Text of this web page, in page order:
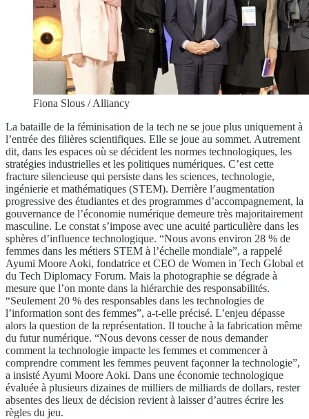
Fiona Slous / Alliancy
La bataille de la féminisation de la tech ne se joue plus uniquement à
l’entrée des filières scientifiques. Elle se joue au sommet. Autrement
dit, dans les espaces où se décident les normes technologiques, les
stratégies industrielles et les politiques numériques. C’est cette
fracture silencieuse qui persiste dans les sciences, technologie,
ingénierie et mathématiques (STEM). Derrière l’augmentation
progressive des étudiantes et des programmes d’accompagnement, la
gouvernance de l’économie numérique demeure très majoritairement
masculine. Le constat s’impose avec une acuité particulière dans les
sphères d’influence technologique. “Nous avons environ 28 % de
femmes dans les métiers STEM à l’échelle mondiale”, a rappelé
Ayumi Moore Aoki, fondatrice et CEO de Women in Tech Global et
du Tech Diplomacy Forum. Mais la photographie se dégrade à
mesure que l’on monte dans la hiérarchie des responsabilités.
“Seulement 20 % des responsables dans les technologies de
l’information sont des femmes”, a-t-elle précisé. L’enjeu dépasse
alors la question de la représentation. Il touche à la fabrication même
du futur numérique. “Nous devons cesser de nous demander
comment la technologie impacte les femmes et commencer à
comprendre comment les femmes peuvent façonner la technologie”,
a insisté Ayumi Moore Aoki. Dans une économie technologique
évaluée à plusieurs dizaines de milliers de milliards de dollars, rester
absentes des lieux de décision revient à laisser d’autres écrire les
règles du jeu.